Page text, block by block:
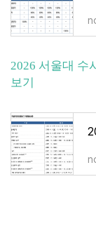
2026 서울대 수
보기